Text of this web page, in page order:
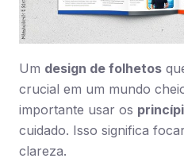
Um design de folhetos
crucial em um mundo
importante usar os
cuidado. Isso significa
clareza.